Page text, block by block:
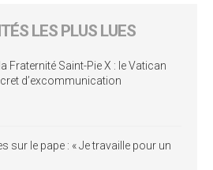
LES PLUS LUES
Fraternité Saint-Pie X : le Vatican
d’excommunication
sur le pape : « Je travaille pour un